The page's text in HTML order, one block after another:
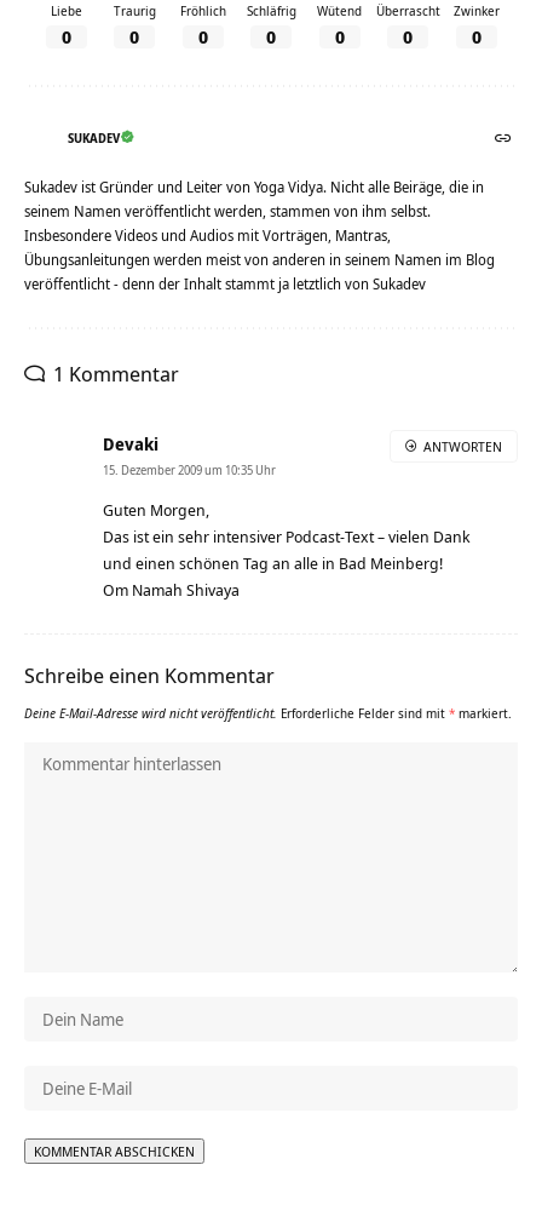
Liebe
0
Traurig
0
Fröhlich
0
Schläfrig
0
Wütend
0
Überrascht
0
Zwinker
0
SUKADEV
Sukadev ist Gründer und Leiter von Yoga Vidya. Nicht alle Beiräge, die in
seinem Namen veröffentlicht werden, stammen von ihm selbst.
Insbesondere Videos und Audios mit Vorträgen, Mantras,
Übungsanleitungen werden meist von anderen in seinem Namen im Blog
veröffentlicht - denn der Inhalt stammt ja letztlich von Sukadev
1 Kommentar
Devaki
15. Dezember 2009 um 10:35 Uhr
Guten Morgen,
Das ist ein sehr intensiver Podcast-Text – vielen Dank
und einen schönen Tag an alle in Bad Meinberg!
Om Namah Shivaya
ANTWORTEN
Schreibe einen Kommentar
Deine E-Mail-Adresse wird nicht veröffentlicht. Erforderliche Felder sind mit * markiert.